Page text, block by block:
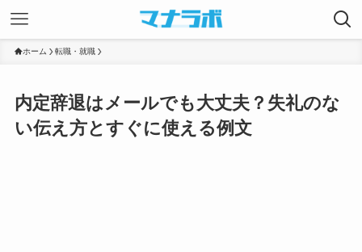
ホーム 転職・就職
内定辞退はメールでも大丈夫？失礼のな
い伝え方とすぐに使える例文